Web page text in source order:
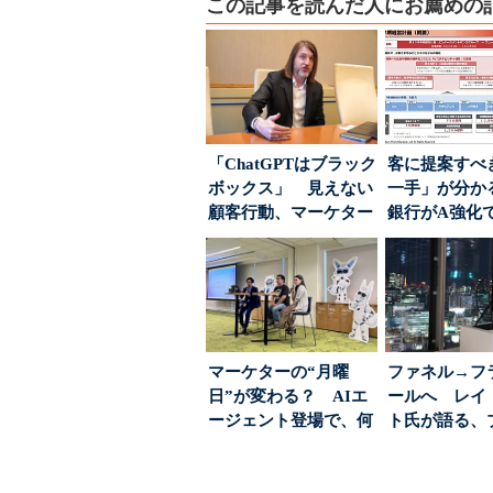
この記事を読んだ人にお薦めの
「ChatGPTはブラック
ボックス」 見えない
顧客行動、マーケター
に残された打ち...
客に提案すべ
一手」が分
銀行がA強化
る“One to
マーケターの“月曜
日”が変わる？ AIエ
ージェント登場で、何
ファネル→フ
ールへ レイ
ト氏が語る